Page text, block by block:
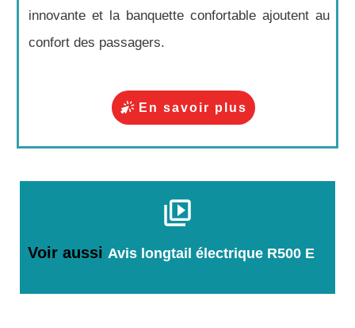
innovante et la banquette confortable ajoutent au
confort des passagers.
En savoir plus
Voir aussi Avis longtail électrique R500 E